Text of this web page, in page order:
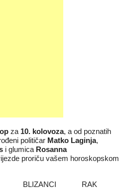
za 10. kolovoza, a od poznatih
političar Matko Laginja,
i glumica Rosanna
proriču vašem horoskopskom
BLIZANCI RAK